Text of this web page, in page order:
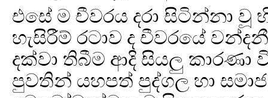
එසේ ම චීවරය දරා සිටින්නා
හැසිරීම් රටාව ද චීවරයේ
දක්වා තිබීම ආදි සියලු කාරණා
පුවතින් යහපත් පුද්ගල හා සමාජ